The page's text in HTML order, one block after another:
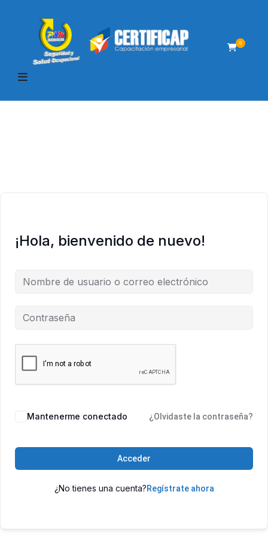
0
¡Hola, bienvenido de nuevo!
Mantenerme conectado ¿Olvidaste la contraseña?
Acceder
¿No tienes una cuenta?Regístrate ahora